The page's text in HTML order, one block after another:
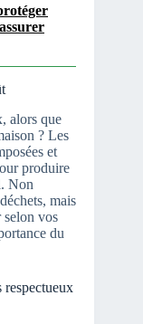
alors que
? Les
et
produire
Non
mais
selon vos
du
respectueux